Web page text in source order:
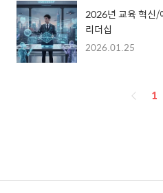
2026년 교육 혁신/
리더십
2026.01.25
페
1